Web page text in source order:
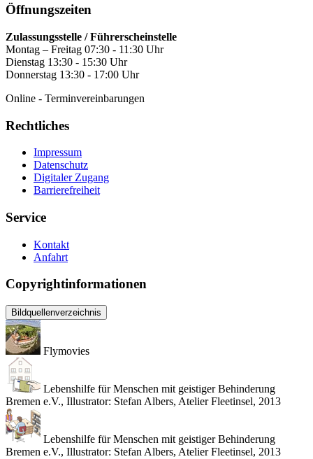
Öffnungszeiten
Zulassungsstelle / Führerscheinstelle
Montag – Freitag 07:30 - 11:30 Uhr
Dienstag 13:30 - 15:30 Uhr
Donnerstag 13:30 - 17:00 Uhr
Online - Terminvereinbarungen
Rechtliches
Impressum
Datenschutz
Digitaler Zugang
Barrierefreiheit
Service
Kontakt
Anfahrt
Copyrightinformationen
Bildquellenverzeichnis
Flymovies
Lebenshilfe für Menschen mit geistiger Behinderung
Bremen e.V., Illustrator: Stefan Albers, Atelier Fleetinsel, 2013
Lebenshilfe für Menschen mit geistiger Behinderung
Bremen e.V., Illustrator: Stefan Albers, Atelier Fleetinsel, 2013